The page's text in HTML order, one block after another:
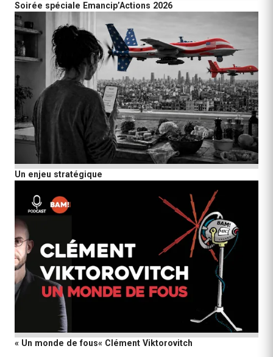
Soirée spéciale Emancip’Actions 2026
Un enjeu stratégique
« Un monde de fous« Clément Viktorovitch